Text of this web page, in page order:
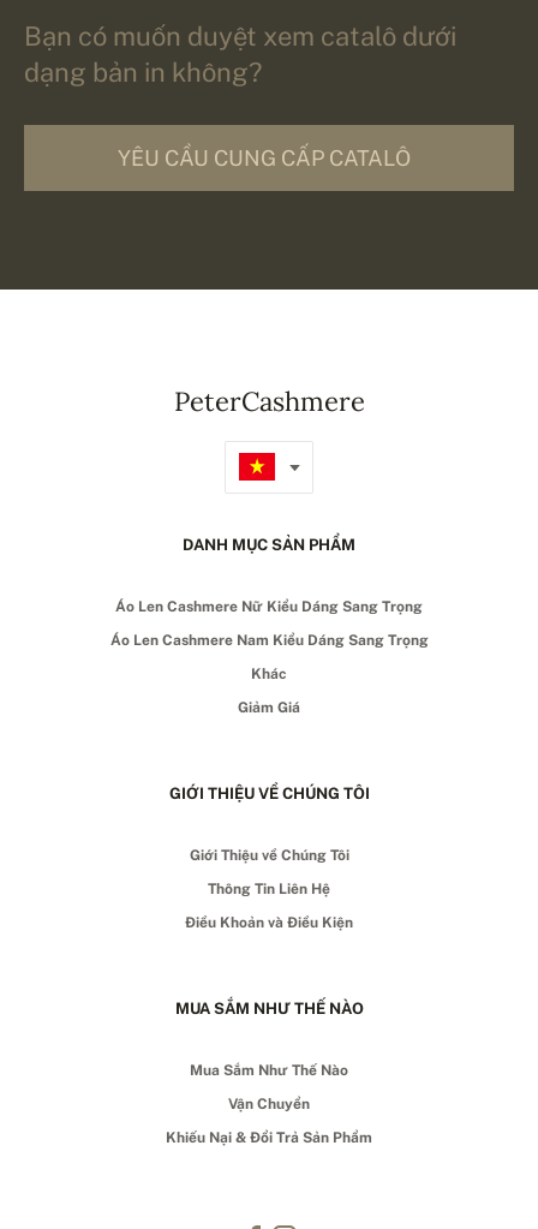
Bạn có muốn duyệt xem catalô dưới
dạng bản in không?
YÊU CẦU CUNG CẤP CATALÔ
PeterCashmere
DANH MỤC SẢN PHẨM
Áo Len Cashmere Nữ Kiểu Dáng Sang Trọng
Áo Len Cashmere Nam Kiểu Dáng Sang Trọng
Khác
Giảm Giá
GIỚI THIỆU VỀ CHÚNG TÔI
Giới Thiệu về Chúng Tôi
Thông Tin Liên Hệ
Điều Khoản và Điều Kiện
MUA SẮM NHƯ THẾ NÀO
Mua Sắm Như Thế Nào
Vận Chuyển
Khiếu Nại & Đổi Trả Sản Phẩm